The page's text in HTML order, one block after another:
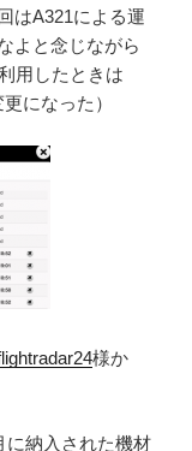
はA321による運
よと念じながら
用したときは
になった）
様か
に納入された機材